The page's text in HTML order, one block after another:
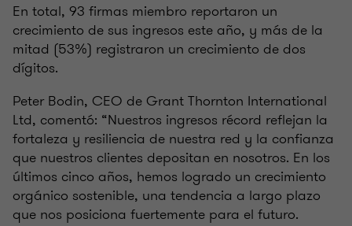
En total, 93 firmas miembro reportaron un
crecimiento de sus ingresos este año, y más de la
mitad (53%) registraron un crecimiento de dos
dígitos.
Peter Bodin, CEO de Grant Thornton International
Ltd, comentó: “Nuestros ingresos récord reflejan la
fortaleza y resiliencia de nuestra red y la confianza
que nuestros clientes depositan en nosotros. En los
últimos cinco años, hemos logrado un crecimiento
orgánico sostenible, una tendencia a largo plazo
que nos posiciona fuertemente para el futuro.